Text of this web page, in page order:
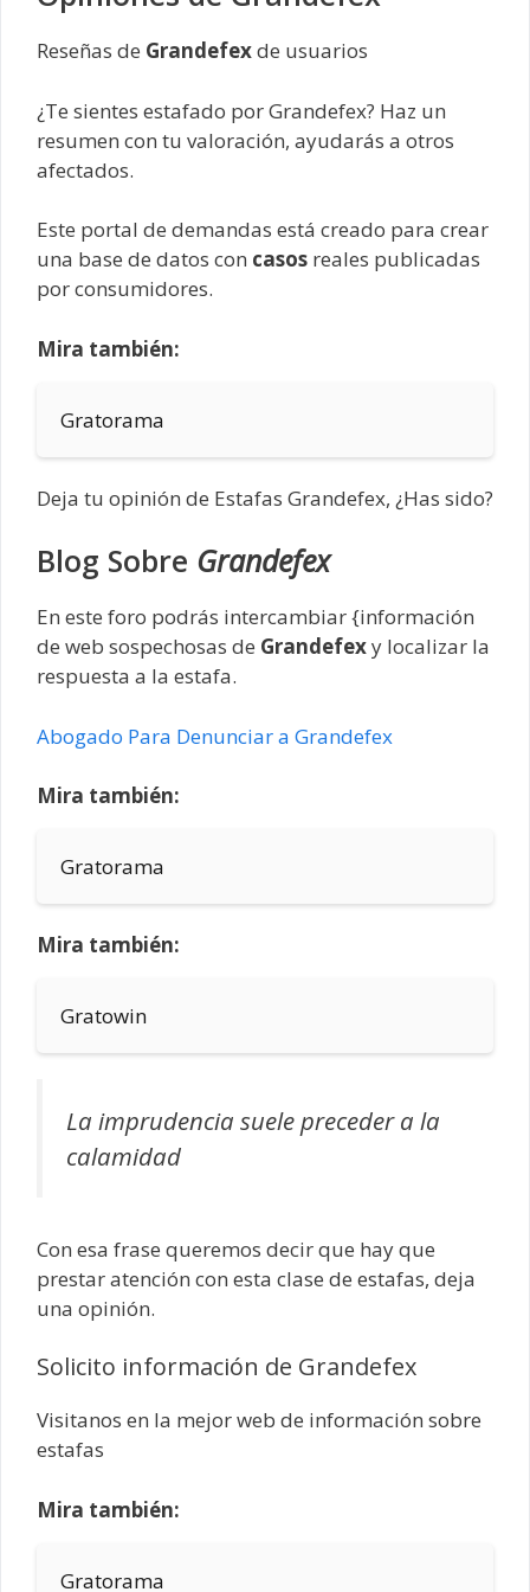
Reseñas de Grandefexde usuarios
¿Te sientes estafado por Grandefex? Haz un
resumen con tu valoración, ayudarás a otros
afectados.
Este portal de demandas está creado para crear
una base de datos con casos reales publicadas
por consumidores.
Mira también:
Gratorama
Deja tu opinión de Estafas Grandefex, ¿Has sido?
Blog Sobre Grandefex
En este foro podrás intercambiar {información
de web sospechosas de Grandefexy localizar la
respuesta a la estafa.
Abogado Para Denunciar a Grandefex
Mira también:
Gratorama
Mira también:
Gratowin
La imprudencia suele preceder a la
calamidad
Con esa frase queremos decir que hay que
prestar atención con esta clase de estafas, deja
una opinión.
Solicito información de Grandefex
Visitanos en la mejor web de información sobre
estafas
Mira también:
Gratorama